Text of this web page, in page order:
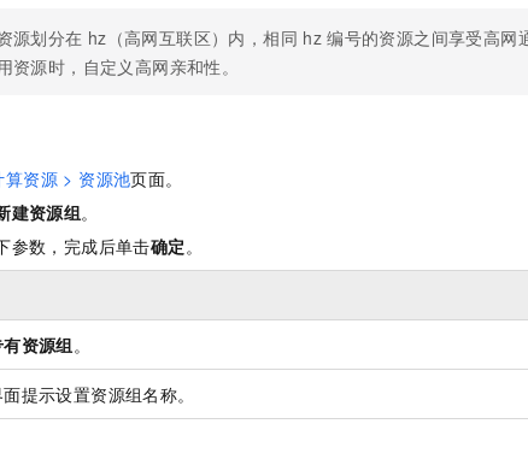
源划分在 hz（高网互联区）内，相同 hz 编号的资源之间享受高网
资源时，自定义高网亲和性。
算资源 > 资源池页面。
建资源组。
参数，完成后单击确定。
资源组。
提示设置资源组名称。